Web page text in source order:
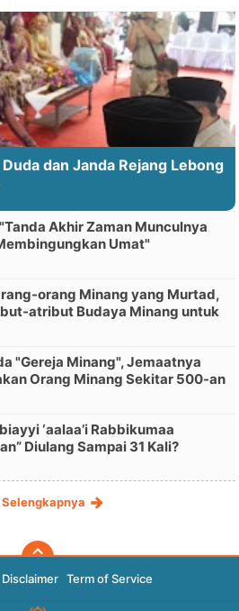
dan Janda Rejang Lebong
Akhir Zaman Munculnya
Umat"
orang Minang yang Murtad,
atribut Budaya Minang untuk
"Gereja Minang", Jemaatnya
Orang Minang Sekitar 500-an
‘aalaa’i Rabbikumaa
Diulang Sampai 31 Kali?
Disclaimer Term of Service